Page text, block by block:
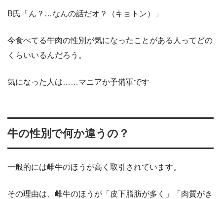
B氏「ん？…なんの話だオ？（キョトン）」
今食べてる牛肉の性別が気になったことがある人ってどの
くらいいるんだろう。
気になった人は……マニアか予備軍です
牛の性別で何か違うの？
一般的には雌牛のほうが高く取引されています。
その理由は、雌牛のほうが「皮下脂肪が多く」「肉質がき